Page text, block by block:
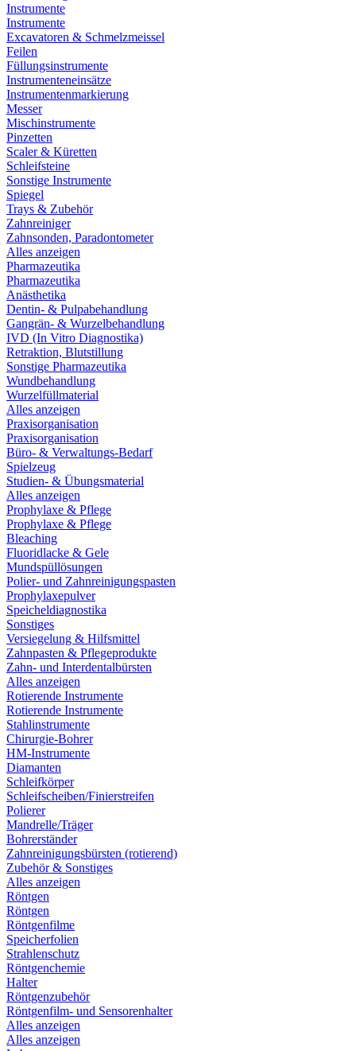
Instrumente
Instrumente
Excavatoren & Schmelzmeissel
Feilen
Füllungsinstrumente
Instrumenteneinsätze
Instrumentenmarkierung
Messer
Mischinstrumente
Pinzetten
Scaler & Küretten
Schleifsteine
Sonstige Instrumente
Spiegel
Trays & Zubehör
Zahnreiniger
Zahnsonden, Paradontometer
Alles anzeigen
Pharmazeutika
Pharmazeutika
Anästhetika
Dentin- & Pulpabehandlung
Gangrän- & Wurzelbehandlung
IVD (In Vitro Diagnostika)
Retraktion, Blutstillung
Sonstige Pharmazeutika
Wundbehandlung
Wurzelfüllmaterial
Alles anzeigen
Praxisorganisation
Praxisorganisation
Büro- & Verwaltungs-Bedarf
Spielzeug
Studien- & Übungsmaterial
Alles anzeigen
Prophylaxe & Pflege
Prophylaxe & Pflege
Bleaching
Fluoridlacke & Gele
Mundspüllösungen
Polier- und Zahnreinigungspasten
Prophylaxepulver
Speicheldiagnostika
Sonstiges
Versiegelung & Hilfsmittel
Zahnpasten & Pflegeprodukte
Zahn- und Interdentalbürsten
Alles anzeigen
Rotierende Instrumente
Rotierende Instrumente
Stahlinstrumente
Chirurgie-Bohrer
HM-Instrumente
Diamanten
Schleifkörper
Schleifscheiben/Finierstreifen
Polierer
Mandrelle/Träger
Bohrerständer
Zahnreinigungsbürsten (rotierend)
Zubehör & Sonstiges
Alles anzeigen
Röntgen
Röntgen
Röntgenfilme
Speicherfolien
Strahlenschutz
Röntgenchemie
Halter
Röntgenzubehör
Röntgenfilm- und Sensorenhalter
Alles anzeigen
Alles anzeigen